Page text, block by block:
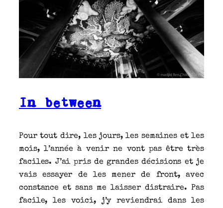
In between
Pour tout dire, les jours, les semaines et les
mois, l’année à venir ne vont pas être très
faciles. J’ai pris de grandes décisions et je
vais essayer de les mener de front, avec
constance et sans me laisser distraire. Pas
facile, les voici, j’y reviendrai dans les